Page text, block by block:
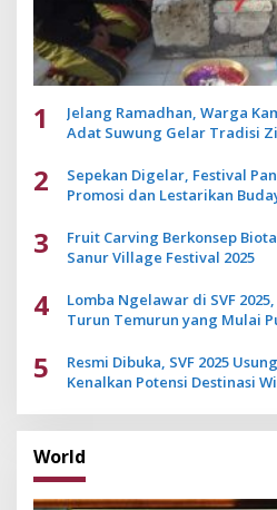
1
Jelang Ramadhan, Warga
Adat Suwung Gelar Tradisi
2
Sepekan Digelar, Festival
Promosi dan Lestarikan
3
Fruit Carving Berkonsep
Sanur Village Festival 2025
4
Lomba Ngelawar di SVF
Turun Temurun yang Mulai
5
Resmi Dibuka, SVF 2025
Kenalkan Potensi Destinasi
World